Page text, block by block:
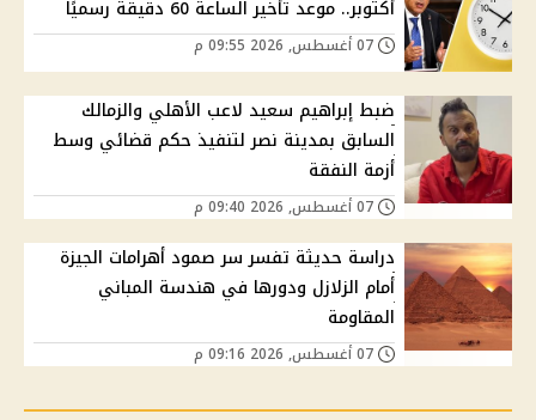
أكتوبر.. موعد تأخير الساعة 60 دقيقة رسميًا
ضبط إبراهيم سعيد لاعب الأهلي والزمالك
السابق بمدينة نصر لتنفيذ حكم قضائي وسط
أزمة النفقة
دراسة حديثة تفسر سر صمود أهرامات الجيزة
أمام الزلازل ودورها في هندسة المباني
المقاومة